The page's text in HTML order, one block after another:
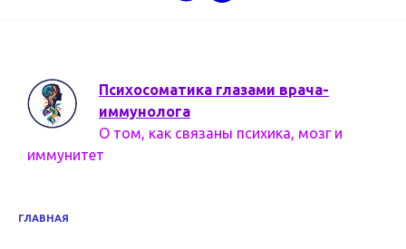
Психосоматика глазами врача-
иммунолога
О том, как связаны психика, мозг и
иммунитет
ГЛАВНАЯ